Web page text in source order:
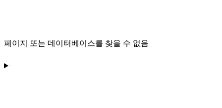
페이지 또는 데이터베이스를 찾을 수 없음